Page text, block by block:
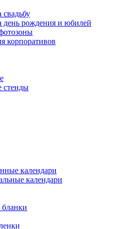
день рождения и юбилей
корпоративов
календари
календари